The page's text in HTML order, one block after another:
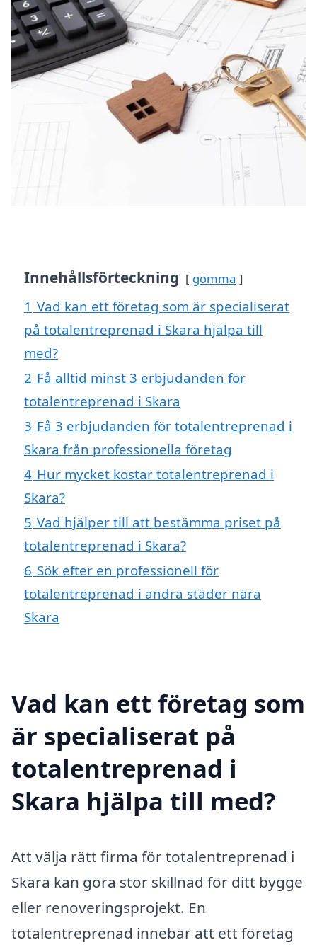
Innehållsförteckning gömma
1 Vad kan ett företag som är specialiserat
på totalentreprenad i Skara hjälpa till
med?
2 Få alltid minst 3 erbjudanden för
totalentreprenad i Skara
3 Få 3 erbjudanden för totalentreprenad i
Skara från professionella företag
4 Hur mycket kostar totalentreprenad i
Skara?
5 Vad hjälper till att bestämma priset på
totalentreprenad i Skara?
6 Sök efter en professionell för
totalentreprenad i andra städer nära
Skara
Vad kan ett företag som
är specialiserat på
totalentreprenad i
Skara hjälpa till med?
Att välja rätt firma för totalentreprenad i
Skara kan göra stor skillnad för ditt bygge
eller renoveringsprojekt. En
totalentreprenad innebär att ett företag